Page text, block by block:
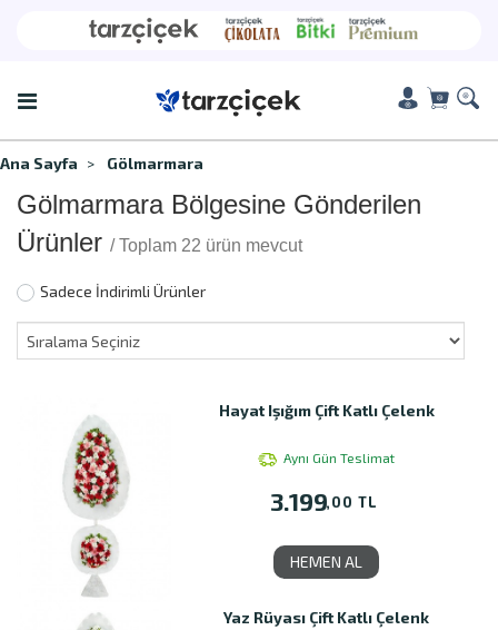
Ana Sayfa Gölmarmara
Gölmarmara Bölgesine Gönderilen
Ürünler / Toplam 22 ürün mevcut
Sadece İndirimli Ürünler
Hayat Işığım Çift Katlı Çelenk
Aynı Gün Teslimat
3.199,00 TL
HEMEN AL
Yaz Rüyası Çift Katlı Çelenk